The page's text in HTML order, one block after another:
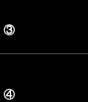
③
④